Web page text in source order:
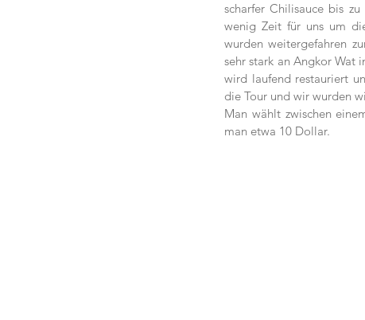
scharfer Chilisauce bis
wenig Zeit für uns um
wurden weitergefahren
sehr stark an Angkor Wat
wird laufend restauriert
die Tour und wir wurden
Man wählt zwischen
man etwa 10 Dollar.